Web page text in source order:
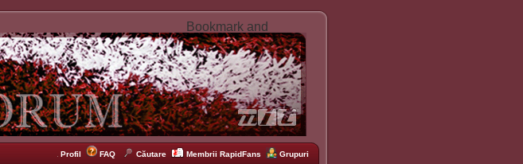
Profil FAQ Căutare Membrii RapidFans Grupuri